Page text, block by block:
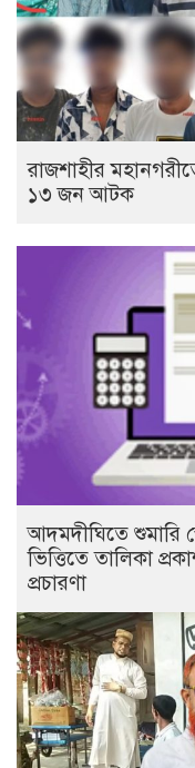
রাজশাহীর
১৩ জন আটক
আদমদীঘিতে শুমারি
ভিত্তিতে তালিকা
প্রচারণা